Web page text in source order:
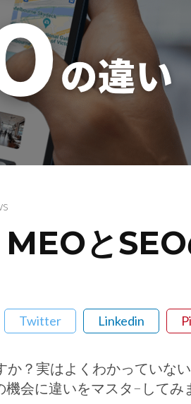
と
Twitter Linkedin
か？実はよくわかっていな
会に違いをマスタ−してみ